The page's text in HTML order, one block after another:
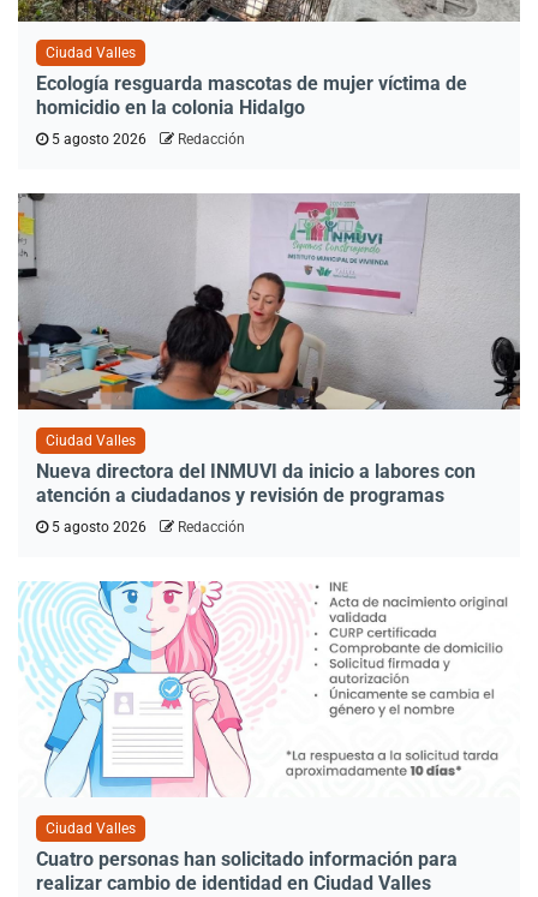
Ciudad Valles
Ecología resguarda mascotas de mujer víctima de
homicidio en la colonia Hidalgo
5 agosto 2026 Redacción
Ciudad Valles
Nueva directora del INMUVI da inicio a labores con
atención a ciudadanos y revisión de programas
5 agosto 2026 Redacción
Ciudad Valles
Cuatro personas han solicitado información para
realizar cambio de identidad en Ciudad Valles